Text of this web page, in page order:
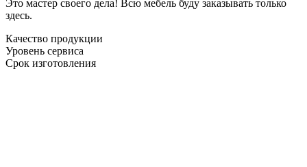
Это мастер своего дела! Всю мебель буду заказывать только
здесь.
Качество продукции
Уровень сервиса
Срок изготовления